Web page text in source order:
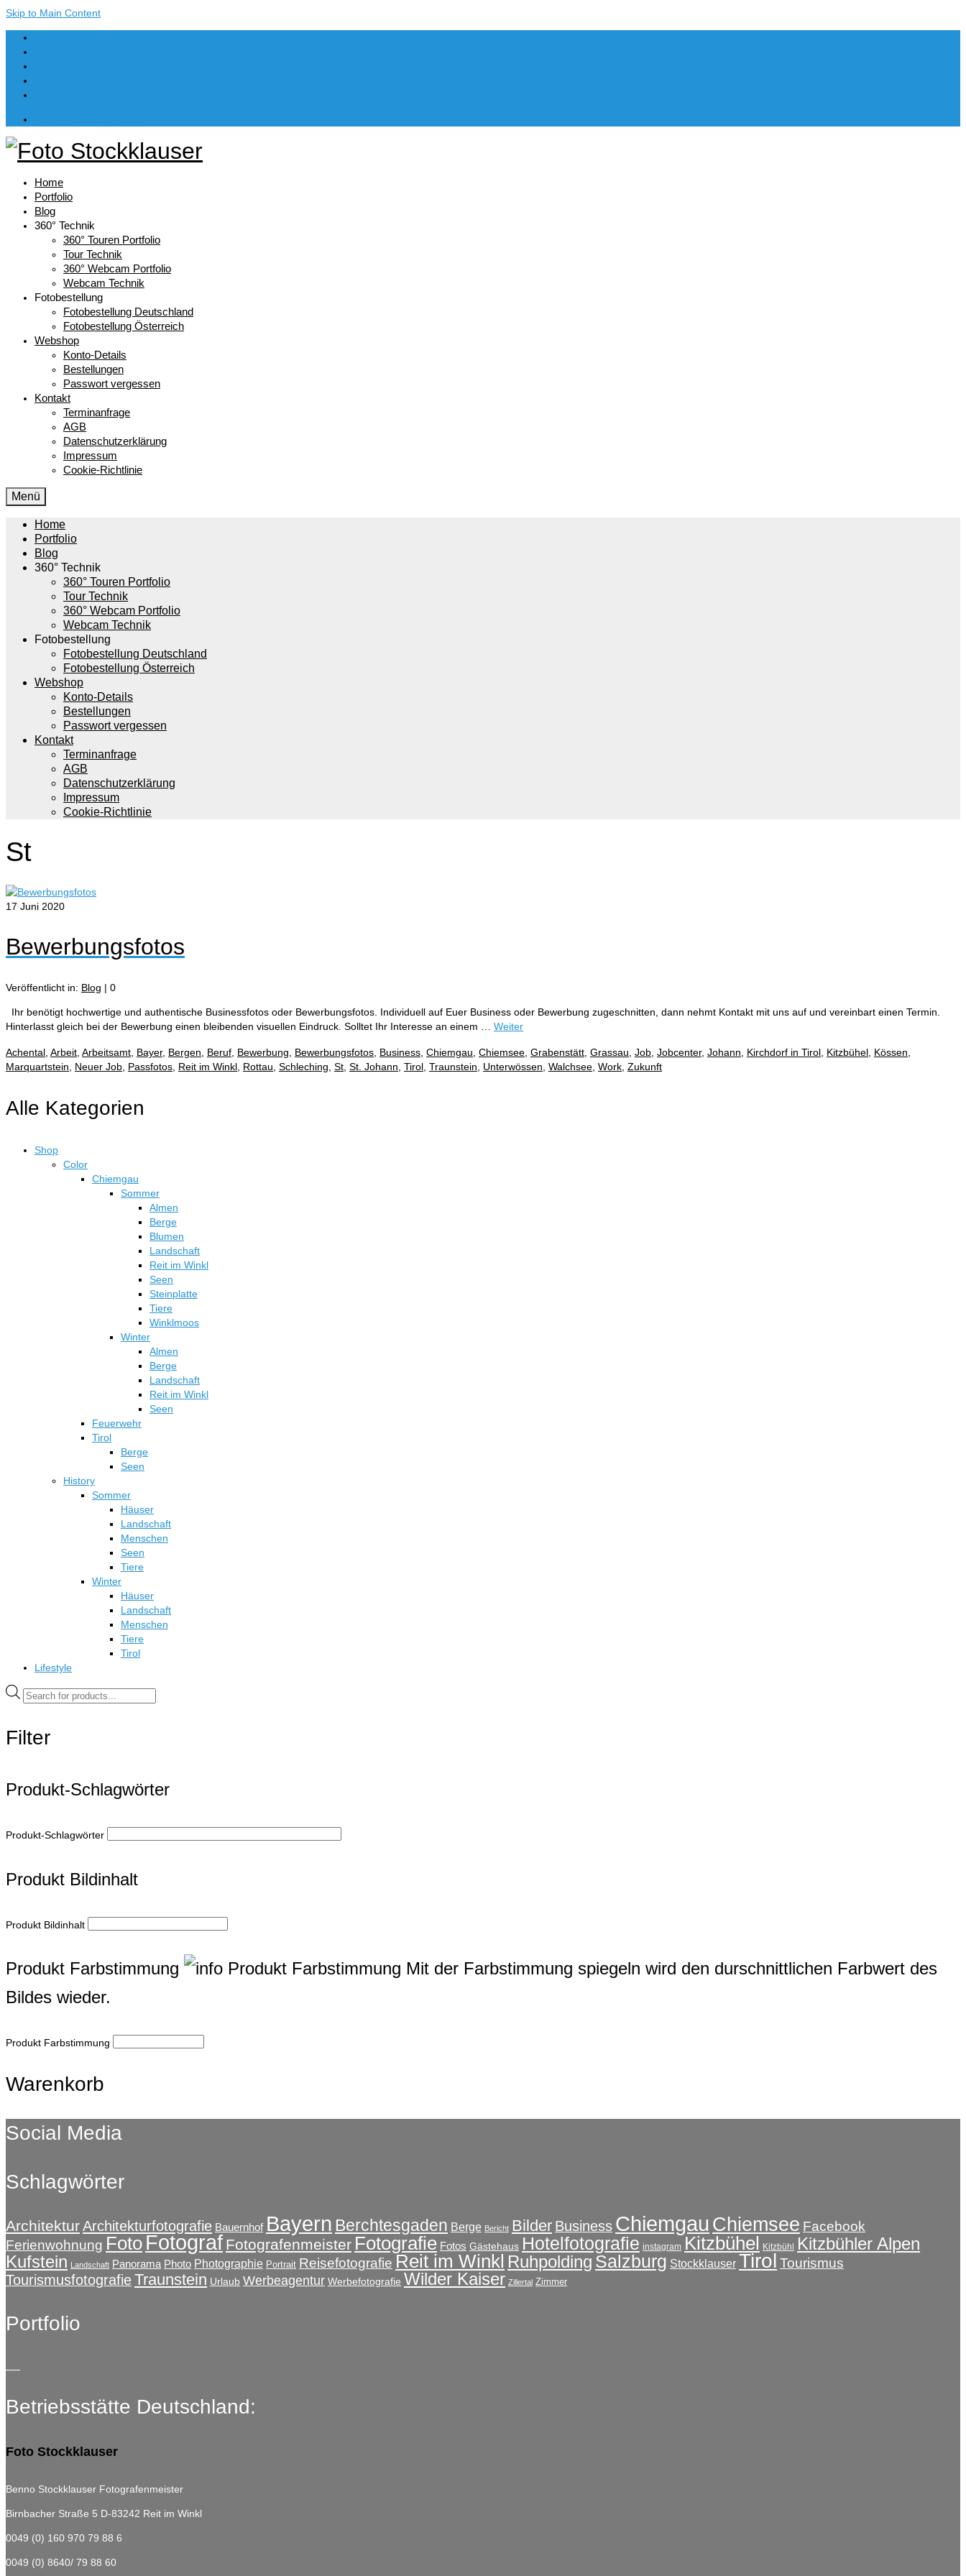
Skip to Main Content
Home
Portfolio
Blog
360° Technik
360° Touren Portfolio
Tour Technik
360° Webcam Portfolio
Webcam Technik
Fotobestellung
Fotobestellung Deutschland
Fotobestellung Österreich
Webshop
Konto-Details
Bestellungen
Passwort vergessen
Kontakt
Terminanfrage
AGB
Datenschutzerklärung
Impressum
Cookie-Richtlinie
Menü
Home
Portfolio
Blog
360° Technik
360° Touren Portfolio
Tour Technik
360° Webcam Portfolio
Webcam Technik
Fotobestellung
Fotobestellung Deutschland
Fotobestellung Österreich
Webshop
Konto-Details
Bestellungen
Passwort vergessen
Kontakt
Terminanfrage
AGB
Datenschutzerklärung
Impressum
Cookie-Richtlinie
St
17 Juni 2020
Bewerbungsfotos
Veröffentlicht in: Blog | 0
Ihr benötigt hochwertige und authentische Businessfotos oder Bewerbungsfotos. Individuell auf Euer Business oder Bewerbung zugeschnitten, dann nehmt Kontakt mit uns auf und vereinbart einen Termin.
Hinterlasst gleich bei der Bewerbung einen bleibenden visuellen Eindruck. Solltet Ihr Interesse an einem … Weiter
Achental Arbeit Arbeitsamt Bayer, Bergen Beruf Bewerbung Bewerbungsfotos Business Chiemgau Chiemsee Grabenstätt Grassau Job Jobcenter, Johann Kirchdorf in Tirol Kitzbühel Kössen
Marquartstein
Neuer Job Passfotos Reit im Winkl Rottau Schleching St St. Johann Tirol Traunstein Unterwössen Walchsee Work Zukunft
Alle Kategorien
Shop
Color
Chiemgau
Sommer
Almen
Berge
Blumen
Landschaft
Reit im Winkl
Seen
Steinplatte
Tiere
Winklmoos
Winter
Almen
Berge
Landschaft
Reit im Winkl
Seen
Feuerwehr
Tirol
Berge
Seen
History
Sommer
Häuser
Landschaft
Menschen
Seen
Tiere
Winter
Häuser
Landschaft
Menschen
Tiere
Tirol
Lifestyle
Products
search
Filter
Produkt-Schlagwörter
Produkt-Schlagwörter
Produkt Bildinhalt
Produkt Bildinhalt
Produkt Farbstimmung Produkt Farbstimmung Mit der Farbstimmung spiegeln wird den durschnittlichen Farbwert des
Bildes wieder.
Produkt Farbstimmung
Warenkorb
Social Media
Schlagwörter
ArchitekturArchitekturfotografie Bauernhof Bayern Berchtesgaden Berge Bericht Bilder Business Chiemgau Chiemsee Facebook
Ferienwohnung Foto Fotograf Fotografenmeister Fotografie Fotos Gästehaus Hotelfotografie instagram Kitzbühel Kitzbühl Kitzbühler Alpen
Kufstein Landschaft Panorama Photo Photographie Portrait Reisefotografie Reit im Winkl Ruhpolding Salzburg Stockklauser Tirol Tourismus
TourismusfotografieTraunstein Urlaub Werbeagentur Werbefotografie Wilder Kaiser Zillertal Zimmer
Portfolio
Betriebsstätte Deutschland:
Foto Stockklauser
Benno Stockklauser Fotografenmeister
Birnbacher Straße 5 D-83242 Reit im Winkl
0049 (0) 160 970 79 88 6
0049 (0) 8640/ 79 88 60